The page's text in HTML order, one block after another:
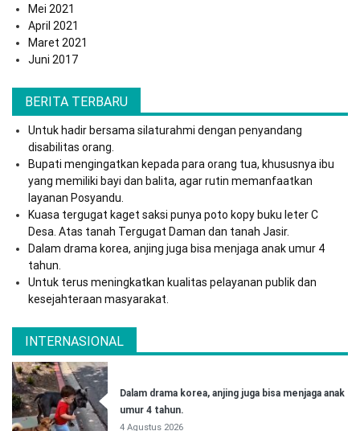
Mei 2021
April 2021
Maret 2021
Juni 2017
BERITA TERBARU
Untuk hadir bersama silaturahmi dengan penyandang
disabilitas orang.
Bupati mengingatkan kepada para orang tua, khususnya ibu
yang memiliki bayi dan balita, agar rutin memanfaatkan
layanan Posyandu.
Kuasa tergugat kaget saksi punya poto kopy buku leter C
Desa. Atas tanah Tergugat Daman dan tanah Jasir.
Dalam drama korea, anjing juga bisa menjaga anak umur 4
tahun.
Untuk terus meningkatkan kualitas pelayanan publik dan
kesejahteraan masyarakat.
INTERNASIONAL
Dalam drama korea, anjing juga bisa menjaga anak
umur 4 tahun.
4 Agustus 2026